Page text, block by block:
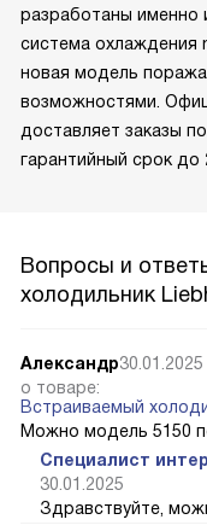
разработаны именно
система охлаждения
новая модель
возможностями.
доставляет заказы
гарантийный срок до
Вопросы и
холодильник
Александр30.01.2025
о товаре:
Встраиваемый
Можно модель 5150
Специалист
30.01.2025
Здравствуйте,